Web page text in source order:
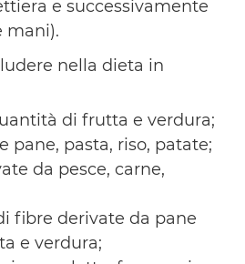
e successivamente
mani).
nella dieta in
di frutta e verdura;
pane, pasta, riso, patate;
da pesce, carne,
fibre derivate da pane
e verdura;